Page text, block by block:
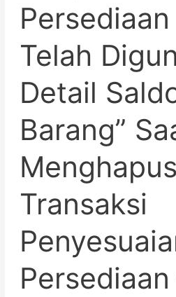
Telah
Detail
Barang”
Menghapus
Transaksi
Persediaan
di
Saldo
Awal
Barang”
Saat
Menghapus
Transaksi
Penyesuaian
Persediaan
Accurate